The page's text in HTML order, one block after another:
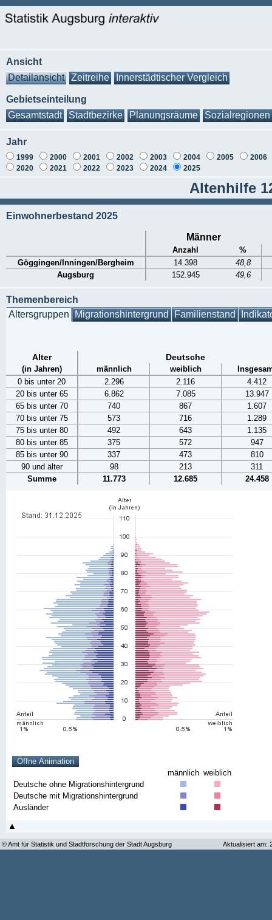
Ansicht
Detailansicht
Zeitreihe Innerstädtischer Vergleich
Gebietseinteilung
Gesamtstadt
Stadtbezirke Planungsräume Sozialregionen
Jahr
1999 2000 2001 2002 2003 2004 2005
2006
2020
2021 2022 2023 2024 2025
Altenhilfe
Einwohnerbestand 2025
Männer
Anzahl
%
Göggingen/Inningen/Bergheim
14.398
48,8
Augsburg
152.945 49,6
Themenbereich
Altersgruppen Migrationshintergrund Familienstand
Alter Deutsche
(in Jahren) männlich weiblich
0 bis unter 20
2.296 2.116
4.412
20 bis unter 65
6.862 7.085
13.947
65 bis unter 70
740 867
1.607
70 bis unter 75
573 716
1.289
75 bis unter 80
492 643
1.135
80 bis unter 85
375 572
947
85 bis unter 90
337 473
810
90 und älter
98 213
311
Summe
11.773 12.685 24.458
männlich weiblich
Deutsche ohne Migrationshintergrund
Deutsche mit Migrationshintergrund
Ausländer
© Amt für Statistik und Stadtforschung der Stadt Augsburg Aktualisiert am: